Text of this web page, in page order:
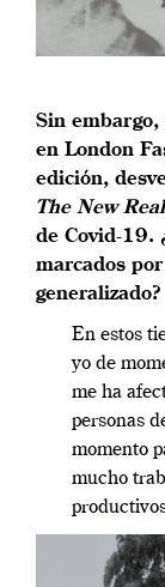
Sin
en London
edición,
The New
de Covid-19.
marcados
generalizado?
En estos
yo de
me ha
personas
momento
mucho